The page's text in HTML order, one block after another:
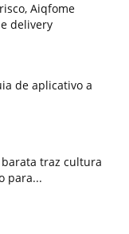
Aiqfome
delivery
de aplicativo a
traz cultura
para...